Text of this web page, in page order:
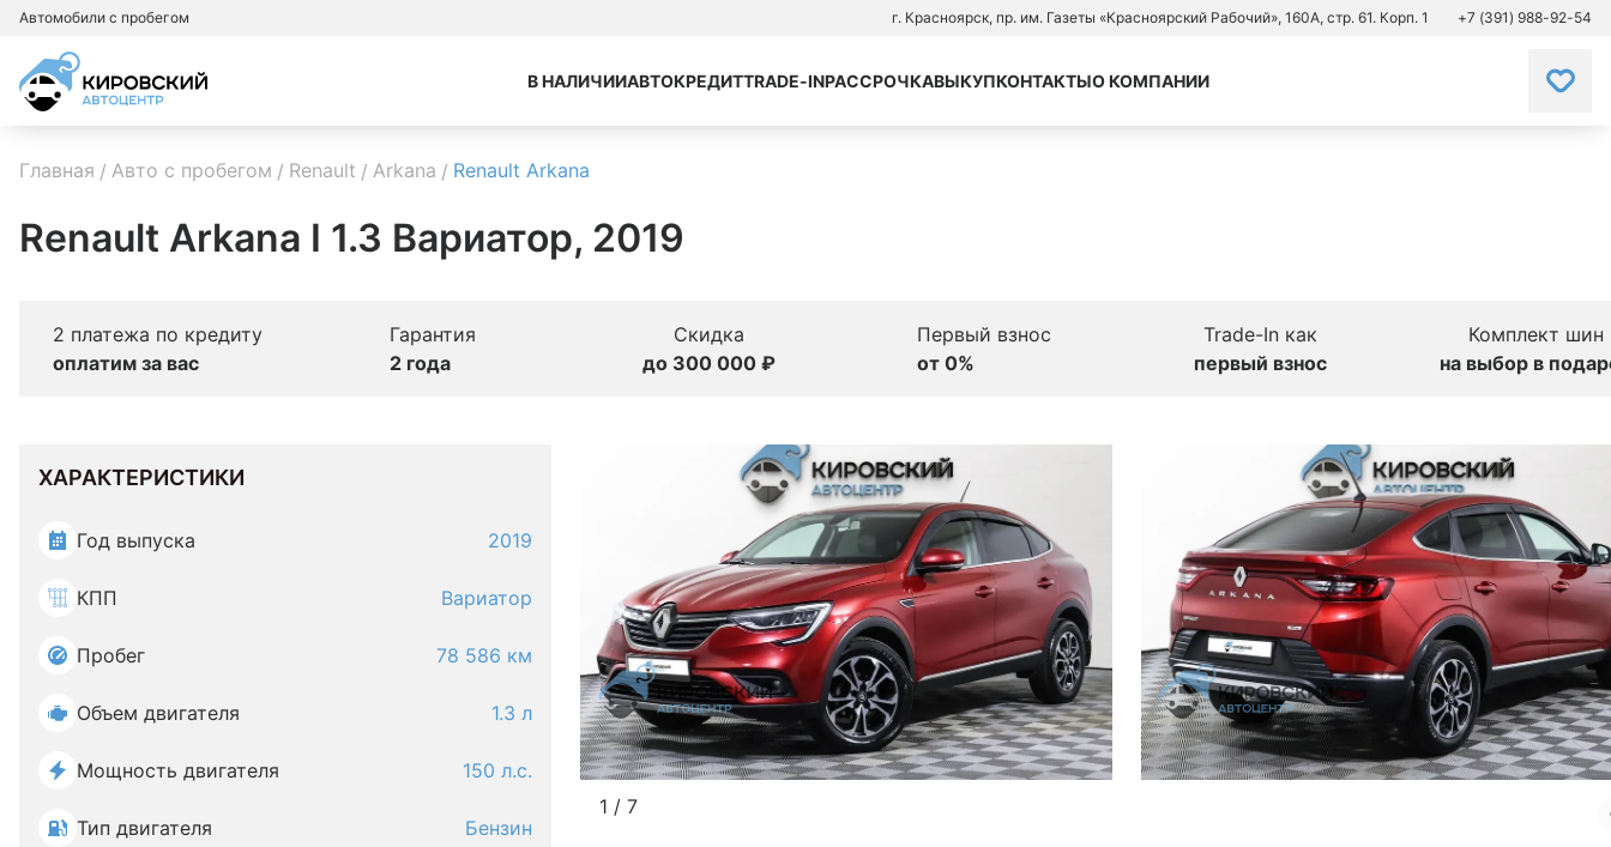
Автомобили с пробегом г. Красноярск, пр. им. Газеты «Красноярский Рабочий», 160А, стр. 61. Корп. 1 +7 (391) 988-92-54
В НАЛИЧИИАВТОКРЕДИТTRADE-INРАССРОЧКАВЫКУПКОНТАКТЫО КОМПАНИИ
Главная Авто с пробегом Renault Arkana Renault Arkana
Renault Arkana I 1.3 Вариатор, 2019
2 платежа по кредиту
оплатим за вас
Гарантия
2 года
Скидка
до 300 000 ₽
Первый взнос
от 0%
Trade-In как
первый взнос
Комплект шин
на выбор в
ХАРАКТЕРИСТИКИ
Год выпуска 2019
КПП Вариатор
Пробег 78 586 км
Объем двигателя 1.3 л
Мощность двигателя 150 л.с.
Тип двигателя Бензин
1 / 7